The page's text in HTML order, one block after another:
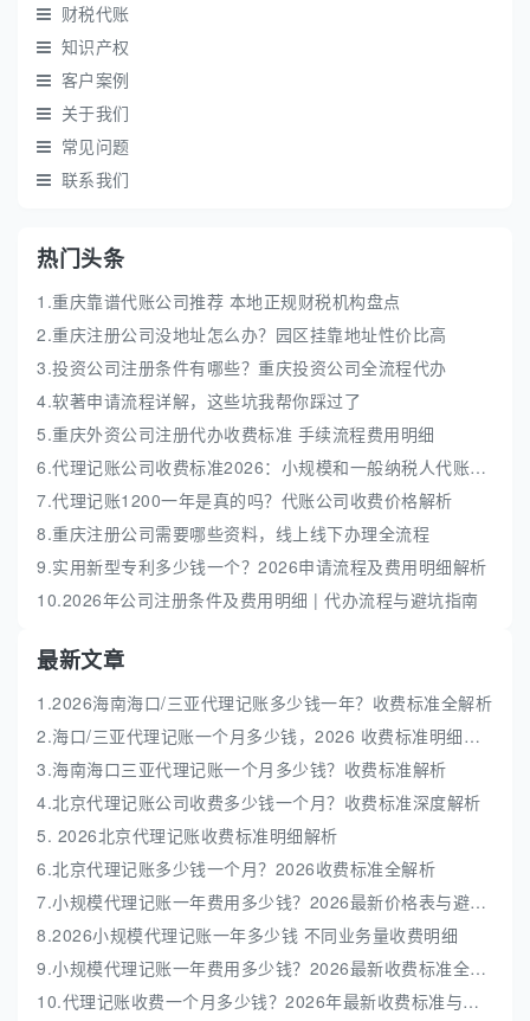
财税代账
知识产权
客户案例
关于我们
常见问题
联系我们
热门头条
1.重庆靠谱代账公司推荐 本地正规财税机构盘点
2.重庆注册公司没地址怎么办？园区挂靠地址性价比高
3.投资公司注册条件有哪些？重庆投资公司全流程代办
4.软著申请流程详解，这些坑我帮你踩过了
5.重庆外资公司注册代办收费标准 手续流程费用明细
6.代理记账公司收费标准2026：小规模和一般纳税人代账费解析
7.代理记账1200一年是真的吗？代账公司收费价格解析
8.重庆注册公司需要哪些资料，线上线下办理全流程
9.实用新型专利多少钱一个？2026申请流程及费用明细解析
10.2026年公司注册条件及费用明细 | 代办流程与避坑指南
最新文章
1.2026海南海口/三亚代理记账多少钱一年？收费标准全解析
2.海口/三亚代理记账一个月多少钱，2026 收费标准明细解析
3.海南海口三亚代理记账一个月多少钱？收费标准解析
4.北京代理记账公司收费多少钱一个月？收费标准深度解析
5. 2026北京代理记账收费标准明细解析
6.北京代理记账多少钱一个月？2026收费标准全解析
7.小规模代理记账一年费用多少钱？2026最新价格表与避坑指南
8.2026小规模代理记账一年多少钱 不同业务量收费明细
9.小规模代理记账一年费用多少钱？2026最新收费标准全解析
10.代理记账收费一个月多少钱？2026年最新收费标准与避坑指南